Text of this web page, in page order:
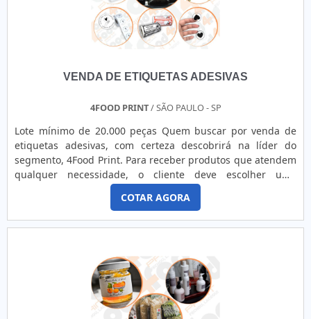
VENDA DE ETIQUETAS ADESIVAS
4FOOD PRINT/ SÃO PAULO - SP
Lote mínimo de 20.000 peças Quem buscar por venda de
etiquetas adesivas, com certeza descobrirá na líder do
segmento, 4Food Print. Para receber produtos que atendem
qualquer necessidade, o cliente deve escolher uma
organização que se destaque por um bom suporte pré-
venda e tenha ampla experiência no ramo.Quando a
temática é venda de etiquetas adesivas, com a melhor mão
de obra da 4Food Print o cliente obterá assertividade e
COTAR AGORA